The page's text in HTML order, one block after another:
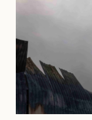
Bóng đá
Lịch thi đấu bóng đá
Thế giới thể thao
eSports
Hậu trường